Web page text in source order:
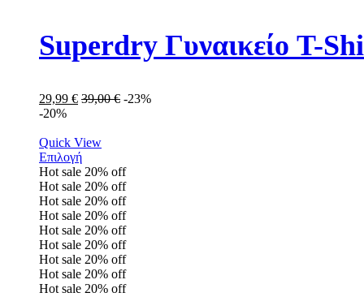
Superdry Γυναικείο T-
29,99 € 39,00€ -23%
-20%
Quick View
Επιλογή
Hot sale 20% off
Hot sale 20% off
Hot sale 20% off
Hot sale 20% off
Hot sale 20% off
Hot sale 20% off
Hot sale 20% off
Hot sale 20% off
Hot sale 20% off